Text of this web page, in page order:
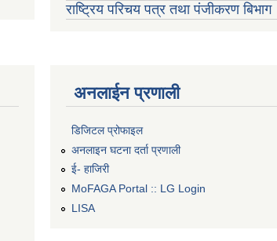
राष्ट्रिय परिचय पत्र तथा पंजीकरण बिभाग
अनलाईन प्रणाली
डिजिटल प्रोफाइल
अनलाइन घटना दर्ता प्रणाली
ई- हाजिरी
MoFAGA Portal :: LG Login
LISA